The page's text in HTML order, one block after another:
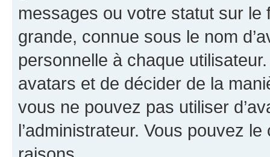
messages ou votre statut sur
grande, connue sous le nom
personnelle à chaque utilisateur.
avatars et de décider de la
vous ne pouvez pas utiliser
l’administrateur. Vous pouvez